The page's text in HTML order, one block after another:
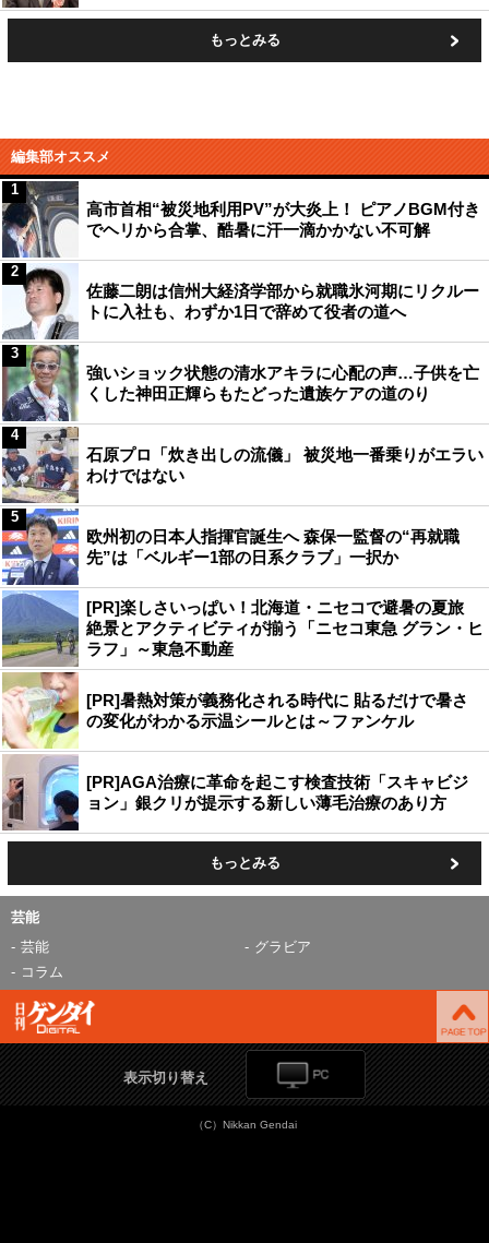
もっとみる
編集部オススメ
高市首相“被災地利用PV”が大炎上！ ピアノBGM付き
でヘリから合掌、酷暑に汗一滴かかない不可解
1
佐藤二朗は信州大経済学部から就職氷河期にリクルー
トに入社も、わずか1日で辞めて役者の道へ
2
強いショック状態の清水アキラに心配の声…子供を亡
くした神田正輝らもたどった遺族ケアの道のり
3
石原プロ「炊き出しの流儀」 被災地一番乗りがエラい
わけではない
4
欧州初の日本人指揮官誕生へ 森保一監督の“再就職
先”は「ベルギー1部の日系クラブ」一択か
5
[PR]楽しさいっぱい！北海道・ニセコで避暑の夏旅
絶景とアクティビティが揃う「ニセコ東急 グラン・ヒ
ラフ」～東急不動産
[PR]暑熱対策が義務化される時代に 貼るだけで暑さ
の変化がわかる示温シールとは～ファンケル
[PR]AGA治療に革命を起こす検査技術「スキャビジ
ョン」銀クリが提示する新しい薄毛治療のあり方
もっとみる
芸能
芸能
グラビア
コラム
表示切り替え
（C）Nikkan Gendai